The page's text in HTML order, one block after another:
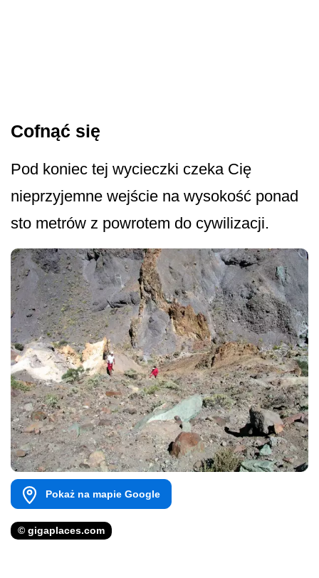
Cofnąć się
Pod koniec tej wycieczki czeka Cię
nieprzyjemne wejście na wysokość ponad
sto metrów z powrotem do cywilizacji.
Pokaż na mapie Google
© gigaplaces.com